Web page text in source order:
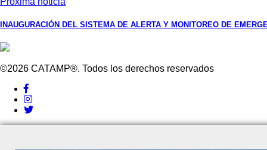
INAUGURACIÓN DEL SISTEMA DE ALERTA Y MONITOREO DE
©2026 CATAMP®. Todos los derechos reservados